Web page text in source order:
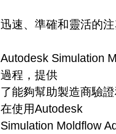
迅速、準確和靈活的
Autodesk Simulation
過程，提供
了能夠幫助製造商驗
在使用Autodesk
Simulation Moldflow